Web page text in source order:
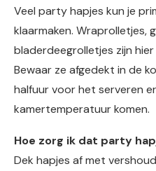
Veel party hapjes kun je
klaarmaken. Wraprolletjes,
bladerdeegrolletjes zijn
Bewaar ze afgedekt in de
halfuur voor het serveren
kamertemperatuur komen.
Hoe zorg ik dat party
Dek hapjes af met